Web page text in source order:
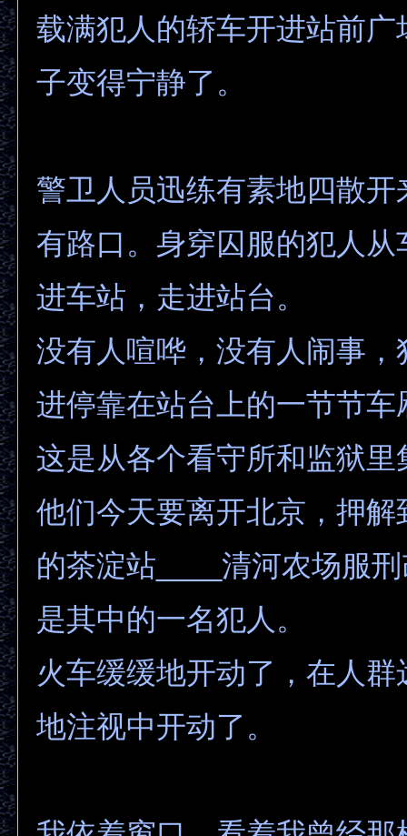
载满犯人的轿车开进站前广
子变得宁静了。
警卫人员迅练有素地四散开
有路口。身穿囚服的犯人从
进车站，走进站台。
没有人喧哗，没有人闹事，
进停靠在站台上的一节节车
这是从各个看守所和监狱里
他们今天要离开北京，押解
的茶淀站____清河农场服
是其中的一名犯人。
火车缓缓地开动了，在人
地注视中开动了。